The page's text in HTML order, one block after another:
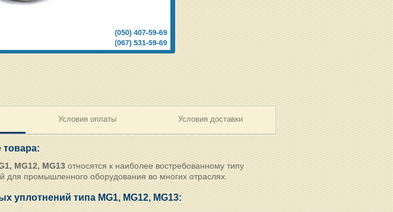
Условия оплаты Условия доставки
товара:
MG12, MG13 относятся к наиболее востребованному типу
для промышленного оборудования во многих отраслях.
уплотнений типа MG1, MG12, MG13: